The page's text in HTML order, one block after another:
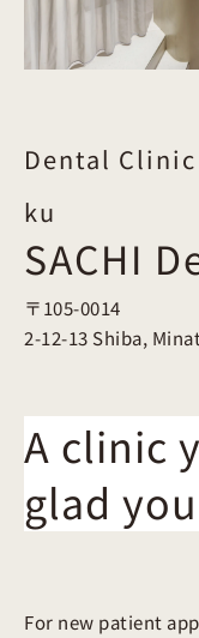
Dental
ku
SACHI
〒105-0014
2-12-13 Shiba,
A clinic
glad
For new patient